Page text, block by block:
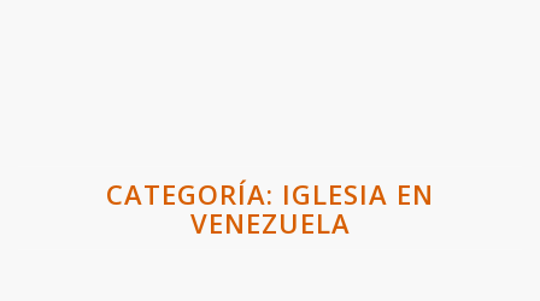
CATEGORÍA: IGLESIA EN
VENEZUELA